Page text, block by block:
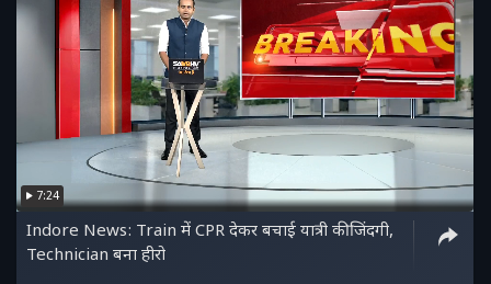
7:24
Indore News: Train में CPR देकर बचाई यात्री की जिंदगी,
Technician बना हीरो